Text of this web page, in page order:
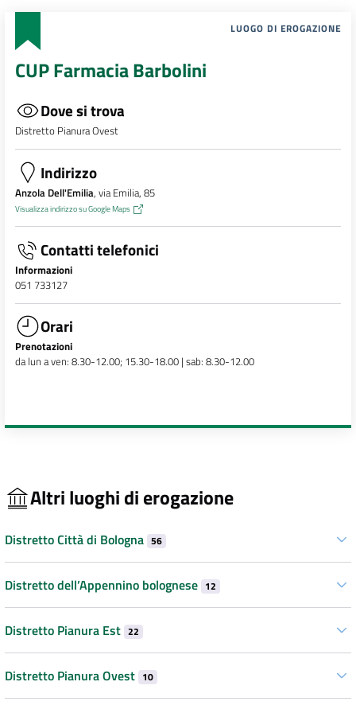
LUOGO DI EROGAZIONE
CUP Farmacia Barbolini
Dove si trova
Distretto Pianura Ovest
Indirizzo
Anzola Dell'Emilia, via Emilia, 85
Visualizza indirizzo su Google Maps
Contatti telefonici
Informazioni
051 733127
Orari
Prenotazioni
da lun a ven: 8.30-12.00; 15.30-18.00 | sab: 8.30-12.00
Altri luoghi di erogazione
Distretto Città di Bologna 56
Distretto dell’Appennino bolognese 12
Distretto Pianura Est 22
Distretto Pianura Ovest 10